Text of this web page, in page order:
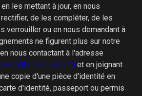
les mettant à jour, en nous
de les compléter, de les
verrouiller ou en nous demandant à
ne figurent plus sur notre
nous contactant à l'adresse
et en joignant
copie d'une pièce d'identité en
d'identité, passeport ou permis